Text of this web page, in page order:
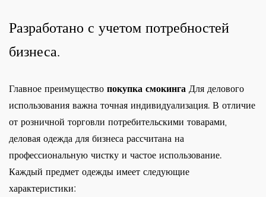
Разработано с учетом потребностей
бизнеса.
Главное преимуществопокупка смокингаДля делового
использования важна точная индивидуализация. В отличие
от розничной торговли потребительскими товарами,
деловая одежда для бизнеса рассчитана на
профессиональную чистку и частое использование.
Каждый предмет одежды имеет следующие
характеристики: